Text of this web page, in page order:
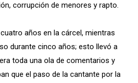
corrupción de menores y rapto.
años en la cárcel, mientras
durante cinco años; esto llevó a
toda una ola de comentarios y
que el paso de la cantante por la